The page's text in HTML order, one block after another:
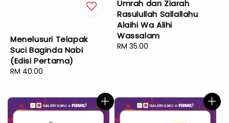
Menelusuri Telapak
Suci Baginda Nabi
(Edisi Pertama)
Regular
RM 40.00
Umrah dan Ziarah
Rasulullah Sallallahu
Alaihi Wa Alihi
Wassalam
Regular
RM 35.00